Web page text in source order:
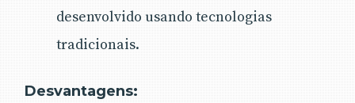
desenvolvido usando tecnologias
tradicionais.
Desvantagens: